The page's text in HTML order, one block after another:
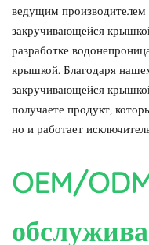
ведущим
закручивающейся
разработке
крышкой. Благодаря
закручивающейся
получаете продукт,
но и работает
OEM/